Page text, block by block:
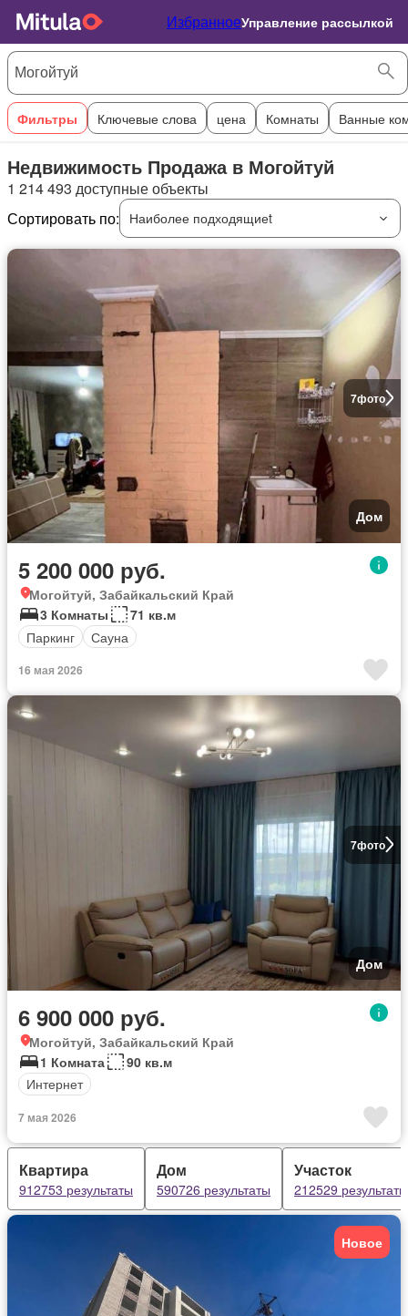
ИзбранноеУправление рассылкой
Фильтры Ключевые слова цена Комнаты Ванные
Недвижимость Продажа в Могойтуй
1 214 493 доступные объекты
Сортировать по:
Наиболее подходящиеt
7фото
Дом
5 200 000 руб.
Могойтуй, Забайкальский Край
3 Комнаты
71 кв.м
Паркинг
Сауна
16 мая 2026
7фото
Дом
6 900 000 руб.
Могойтуй, Забайкальский Край
1 Комната
90 кв.м
Интернет
7 мая 2026
Квартира
912753 результаты
Дом
590726 результаты
Участок
212529 результаты
Новое